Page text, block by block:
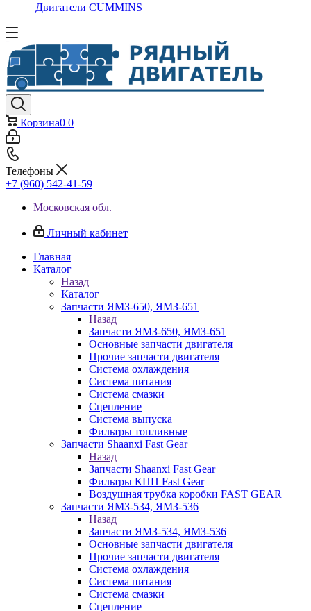
Двигатели CUMMINS
Корзина0 0
Телефоны
+7 (960) 542-41-59
Московская обл.
Личный кабинет
Главная
Каталог
Назад
Каталог
Запчасти ЯМЗ-650, ЯМЗ-651
Назад
Запчасти ЯМЗ-650, ЯМЗ-651
Основные запчасти двигателя
Прочие запчасти двигателя
Система охлаждения
Система питания
Система смазки
Сцепление
Система выпуска
Фильтры топливные
Запчасти Shaanxi Fast Gear
Назад
Запчасти Shaanxi Fast Gear
Фильтры КПП Fast Gear
Воздушная трубка коробки FAST GEAR
Запчасти ЯМЗ-534, ЯМЗ-536
Назад
Запчасти ЯМЗ-534, ЯМЗ-536
Основные запчасти двигателя
Прочие запчасти двигателя
Система охлаждения
Система питания
Система смазки
Сцепление